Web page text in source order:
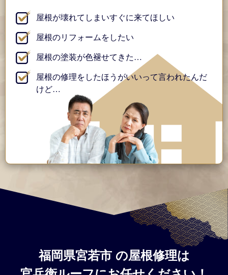
屋根が壊れてしまいすぐに来てほしい
屋根のリフォームをしたい
屋根の塗装が色褪せてきた…
屋根の修理をしたほうがいいって言われたんだ
けど…
福岡県宮若市 の屋根修理は